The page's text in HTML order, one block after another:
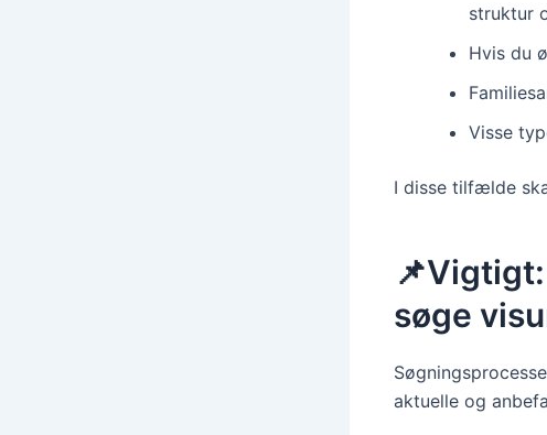
struktur
Hvis du
Visse
I disse tilfælde
søge
aktuelle og